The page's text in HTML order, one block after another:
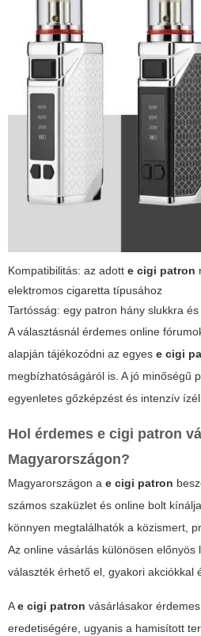
Kompatibilitás: az adott e cigi patron
elektromos cigaretta típusához
Tartósság: egy patron hány slukkra
A választásnál érdemes online
alapján tájékozódni az egyes e cigi
megbízhatóságáról is. A jó minőségű
egyenletes gőzképzést és intenzív
Hol érdemes e cigi patron
Magyarországon?
Magyarországon a e cigi patron
számos szaküzlet és online bolt
könnyen megtalálhatók a közismert,
Az online vásárlás különösen előnyös
választék érhető el, gyakori akciókkal
Ae cigi patron vásárlásakor
eredetiségére, ugyanis a hamisított